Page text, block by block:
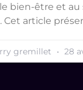
bien-être et au
Cet article
gremillet 28